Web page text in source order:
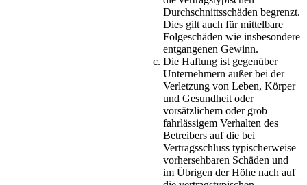
Durchschnittsschäden begrenzt.
Dies gilt auch für mittelbare
Folgeschäden wie insbesondere
entgangenen Gewinn.
Die Haftung ist gegenüber
Unternehmern außer bei der
Verletzung von Leben, Körper
und Gesundheit oder
vorsätzlichem oder grob
fahrlässigem Verhalten des
Betreibers auf die bei
Vertragsschluss typischerweise
vorhersehbaren Schäden und
im Übrigen der Höhe nach auf